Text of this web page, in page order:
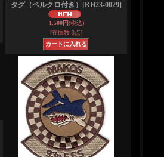
タグ（ベルクロ付き）
[RH23-0029]
1,500円(税込)
[在庫数 3点]